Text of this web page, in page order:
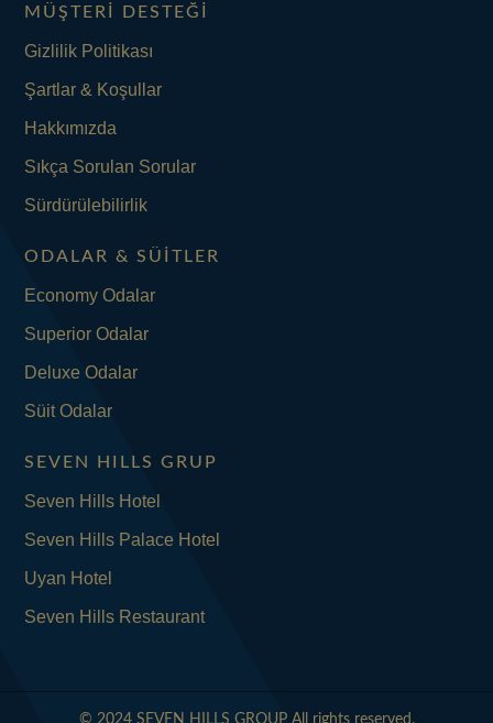
MÜŞTERI DESTEĞI
Gizlilik Politikası
Şartlar & Koşullar
Hakkımızda
Sıkça Sorulan Sorular
Sürdürülebilirlik
ODALAR & SÜITLER
Economy Odalar
Superior Odalar
Deluxe Odalar
Süit Odalar
SEVEN HILLS GRUP
Seven Hills Hotel
Seven Hills Palace Hotel
Uyan Hotel
Seven Hills Restaurant
© 2024 SEVEN HILLS GROUP All rights reserved.